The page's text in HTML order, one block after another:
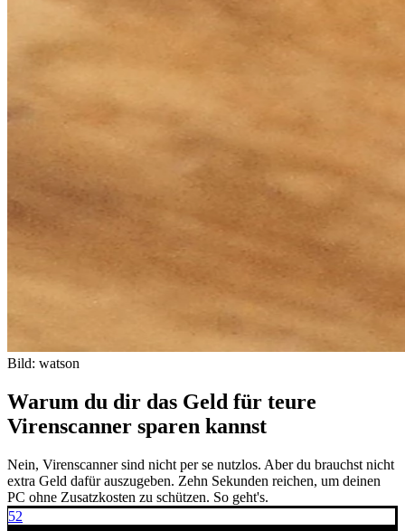
Bild: watson
Warum du dir das Geld für teure
Virenscanner sparen kannst
Nein, Virenscanner sind nicht per se nutzlos. Aber du brauchst nicht
extra Geld dafür auszugeben. Zehn Sekunden reichen, um deinen
PC ohne Zusatzkosten zu schützen. So geht's.
52